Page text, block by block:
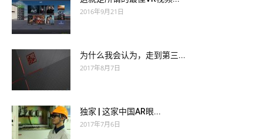
2016年9月21日
为什么我会认为，走到第三...
2017年8月7日
独家 | 这家中国AR眼...
2017年7月6日